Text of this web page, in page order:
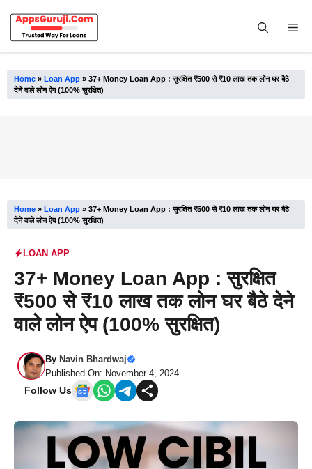
content
Home » Loan App » 37+ Money Loan App : सुरक्षित ₹500 से ₹10 लाख तक लोन घर बैठे
देने वाले लोन ऐप (100% सुरक्षित)
Home » Loan App » 37+ Money Loan App : सुरक्षित ₹500 से ₹10 लाख तक लोन घर बैठे
देने वाले लोन ऐप (100% सुरक्षित)
LOAN APP
37+ Money Loan App : सुरक्षित
₹500 से ₹10 लाख तक लोन घर बैठे देने
वाले लोन ऐप (100% सुरक्षित)
By Navin Bhardwaj
Published On: November 4, 2024
Follow Us